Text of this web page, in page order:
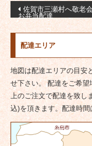
投
稿
ナ
ビ
ゲ
ー
シ
ョ
ン
佐賀市三瀬村へ敬老
お弁当配達
配達エリア
地図は配達エリアの目安
せ下さい。 配達をご希
上のご注文で配達を致し
込)を頂きます。配達時間